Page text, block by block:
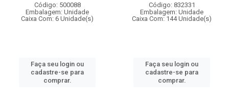
Código: 500088
Embalagem: Unidade
Caixa Com: 6 Unidade(s)
Faça seu login ou
cadastre-se para
comprar.
Código: 832331
Embalagem: Unidade
Caixa Com: 144 Unidade(s)
Faça seu login ou
cadastre-se para
comprar.